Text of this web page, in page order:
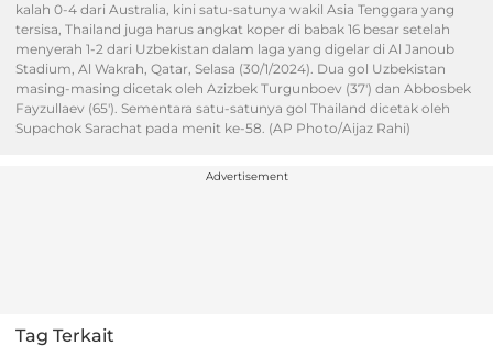
kalah 0-4 dari Australia, kini satu-satunya wakil Asia Tenggara yang
tersisa, Thailand juga harus angkat koper di babak 16 besar setelah
menyerah 1-2 dari Uzbekistan dalam laga yang digelar di Al Janoub
Stadium, Al Wakrah, Qatar, Selasa (30/1/2024). Dua gol Uzbekistan
masing-masing dicetak oleh Azizbek Turgunboev (37') dan Abbosbek
Fayzullaev (65'). Sementara satu-satunya gol Thailand dicetak oleh
Supachok Sarachat pada menit ke-58. (AP Photo/Aijaz Rahi)
Tag Terkait